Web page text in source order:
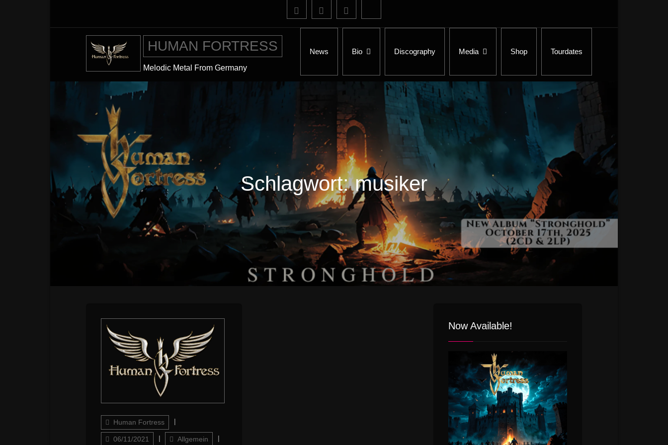
HUMAN FORTRESS
Melodic Metal From Germany
News Bio Discography Media Shop Tourdates
Schlagwort:musiker
AuthorHuman Fortress
06/11/2021
Categories
Allgemein
Now Available!